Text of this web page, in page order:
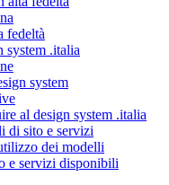
fedeltà
system .italia
system
al design system .italia
di sito e servizi
dei modelli
e servizi disponibili